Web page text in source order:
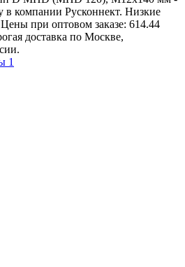
в компании Русконнект. Низкие
при оптовом заказе: 614.44
доставка по Москве,
1